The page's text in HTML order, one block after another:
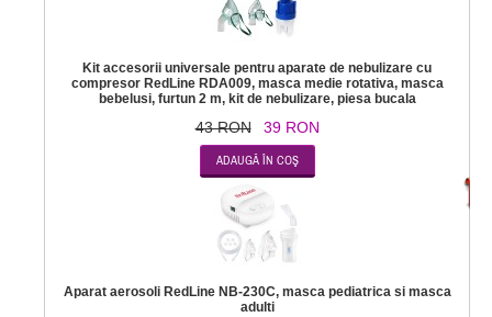
Kit accesorii universale pentru aparate de nebulizare cu
compresor RedLine RDA009, masca medie rotativa, masca
bebelusi, furtun 2 m, kit de nebulizare, piesa bucala
43 RON 39 RON
Aparat aerosoli RedLine NB-230C, masca pediatrica si masca
adulti